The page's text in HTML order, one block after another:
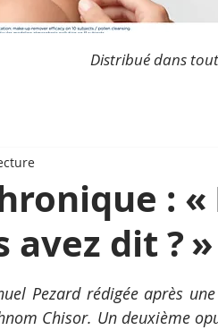
Distribué dans
: «
avez dit ? »
Pezard rédigée après
Chisor. Un deuxième